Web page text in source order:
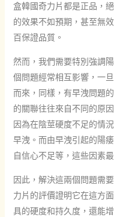
盒韓國奇力片都是正品，
的效果不如預期，甚至無
百保證品質。
然而，我們需要特別強調
個問題經常相互影響，一
而來，同樣，有早洩問題
的關聯往往來自不同的原
因為在陰莖硬度不足的情
早洩。而由早洩引起的陽
自信心不足等，這些因素
因此，解決這兩個問題需
力片的評價證明它在這方
具的硬度和持久度，還能